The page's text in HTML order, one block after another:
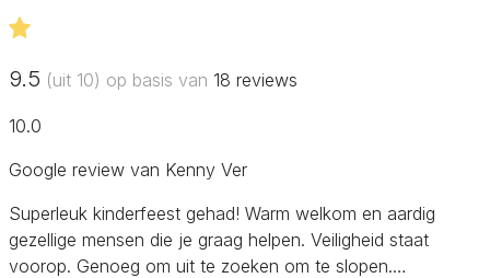
9.5 (uit 10) op basis van 18 reviews
10.0
Google review van Kenny Ver
Superleuk kinderfeest gehad! Warm welkom en aardig
gezellige mensen die je graag helpen. Veiligheid staat
voorop. Genoeg om uit te zoeken om te slopen.…